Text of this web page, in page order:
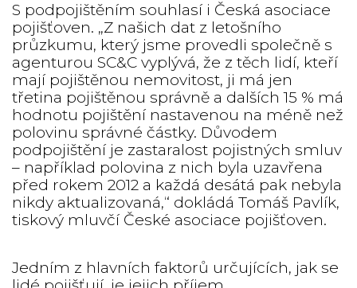
S podpojištěním souhlasí i Česká asociace
pojišťoven. „Z našich dat z letošního
průzkumu, který jsme provedli společně s
agenturou SC&C vyplývá, že z těch lidí, kteří
mají pojištěnou nemovitost, ji má jen
třetina pojištěnou správně a dalších 15 % má
hodnotu pojištění nastavenou na méně než
polovinu správné částky. Důvodem
podpojištění je zastaralost pojistných smluv
– například polovina z nich byla uzavřena
před rokem 2012 a každá desátá pak nebyla
nikdy aktualizovaná,“ dokládá Tomáš Pavlík,
tiskový mluvčí České asociace pojišťoven.
Jedním z hlavních faktorů určujících, jak se